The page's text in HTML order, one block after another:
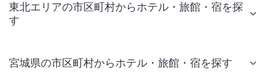
東北エリアの市区町村からホテル・旅館・宿を探
す
宮城県の市区町村からホテル・旅館・宿を探す